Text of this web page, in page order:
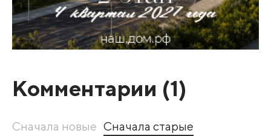
Комментарии (1)
Сначала новые Сначала старые